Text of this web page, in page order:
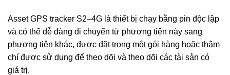
Asset GPS tracker S2–4G là thiết bị chạy bằng pin độc lập
và có thể dễ dàng di chuyển từ phương tiện này sang
phương tiện khác, được đặt trong một gói hàng hoặc thậm
chí được sử dụng để theo dõi và theo dõi các tài sản có
giá trị.